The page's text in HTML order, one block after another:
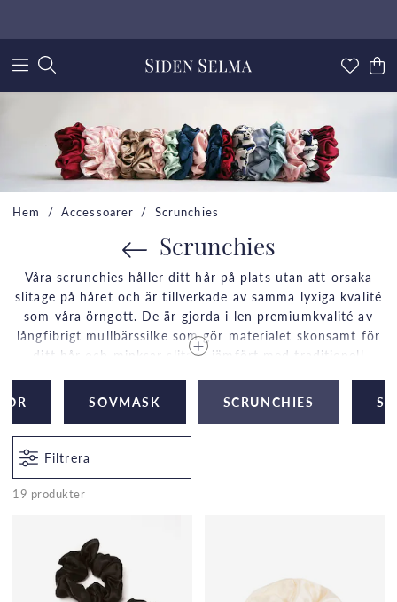
Hem Accessoarer Scrunchies
Scrunchies
Våra scrunchies håller ditt hår på plats utan att orsaka
slitage på håret och är tillverkade av samma lyxiga kvalité
som våra örngott. De är gjorda i len premiumkvalité av
långfibrigt mullbärssilke som gör materialet skonsamt för
ditt hår och minksar slitage jämfört med traditionell
komfort och lyx du förtjänar med våra sovtillbehör i
SOVMASK SCRUNCHIES
Filtrera
19 produkter